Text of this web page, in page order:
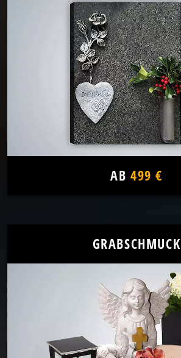
AB 499 €
GRABSCHMUCK